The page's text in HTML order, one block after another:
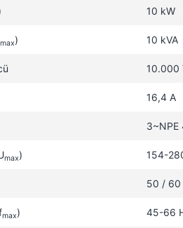
10 kW
) 10 kVA
10.000
16,4 A
max) 154-
50 / 60
max) 45-66